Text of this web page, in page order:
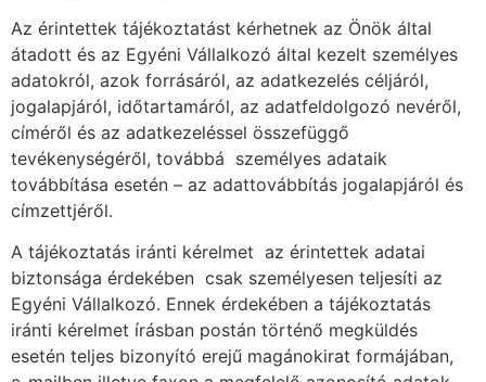
Az érintettek tájékoztatást kérhetnek az Önök által
átadott és az Egyéni Vállalkozó által kezelt személyes
adatokról, azok forrásáról, az adatkezelés céljáról,
jogalapjáról, időtartamáról, az adatfeldolgozó nevéről,
címéről és az adatkezeléssel összefüggő
tevékenységéről, továbbá  személyes adataik
továbbítása esetén – az adattovábbítás jogalapjáról és
címzettjéről.
A tájékoztatás iránti kérelmet  az érintettek adatai
biztonsága érdekében  csak személyesen teljesíti az
Egyéni Vállalkozó. Ennek érdekében a tájékoztatás
iránti kérelmet írásban postán történő megküldés
esetén teljes bizonyító erejű magánokirat formájában,